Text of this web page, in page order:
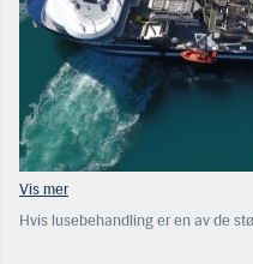
Hvis lusebehandling er en av de